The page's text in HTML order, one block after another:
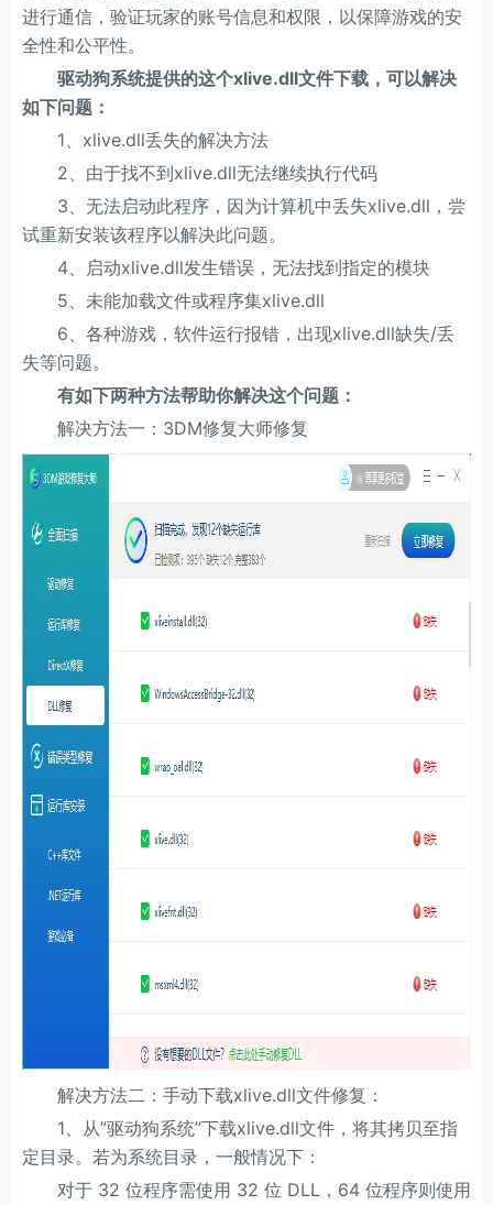
进行通信，验证玩家的账号信息和权限，以保障游戏的安
全性和公平性。
驱动狗系统提供的这个xlive.dll文件下载，可以解决
如下问题：
1、xlive.dll丢失的解决方法
2、由于找不到xlive.dll无法继续执行代码
3、无法启动此程序，因为计算机中丢失xlive.dll，尝
试重新安装该程序以解决此问题。
4、启动xlive.dll发生错误，无法找到指定的模块
5、未能加载文件或程序集xlive.dll
6、各种游戏，软件运行报错，出现xlive.dll缺失/丢
失等问题。
有如下两种方法帮助你解决这个问题：
解决方法一：3DM修复大师修复
解决方法二：手动下载xlive.dll文件修复：
1、从”驱动狗系统”下载xlive.dll文件，将其拷贝至指
定目录。若为系统目录，一般情况下：
对于 32 位程序需使用 32 位 DLL，64 位程序则使用